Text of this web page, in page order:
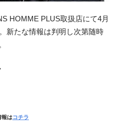
HOMME PLUS取扱店にて4月
新たな情報は判明し次第随時
報はコチラ